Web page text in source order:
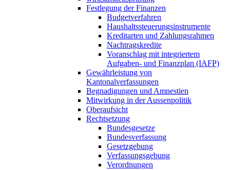
Festlegung der Finanzen
Budgetverfahren
Haushaltssteuerungsinstrumente
Kreditarten und Zahlungsrahmen
Nachtragskredite
Voranschlag mit integriertem
Aufgaben- und Finanzplan (IAFP)
Gewährleistung von
Kantonalverfassungen
Begnadigungen und Amnestien
Mitwirkung in der Aussenpolitik
Oberaufsicht
Rechtsetzung
Bundesgesetze
Bundesverfassung
Gesetzgebung
Verfassungsgebung
Verordnungen